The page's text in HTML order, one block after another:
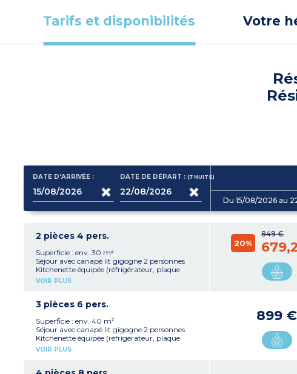
Tarifs et disponibilités Votre
DATE D'ARRIVÉE : DATE DE DÉPART :(7NUITS)
Du 15/08/2026 au
2 pièces 4 pers.
Superficie : env. 30 m²
Séjour avec canapé lit gigogne 2 personnes
Kitchenette équipée (réfrigérateur, plaque
vitrocéramique, micro-ondes/gril, hotte
1 chambre avec 1 grand lit
Salle de bain, WC séparé pour la plupart
Balcon
VOIR PLUS
849 €
20%
3 pièces 6 pers.
Superficie : env. 40 m²
Séjour avec canapé lit gigogne 2 personnes
Kitchenette équipée (réfrigérateur, plaque
vitrocéramique, micro-ondes/gril, hotte
1 chambre avec 1 grand lit
VOIR PLUS
899 €